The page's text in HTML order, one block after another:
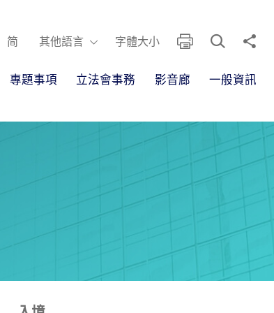
简 其他語言
其他語言 字體大小 列印 開啟搜尋框
分享
專題事項 立法會事務 影音廊 一般資訊